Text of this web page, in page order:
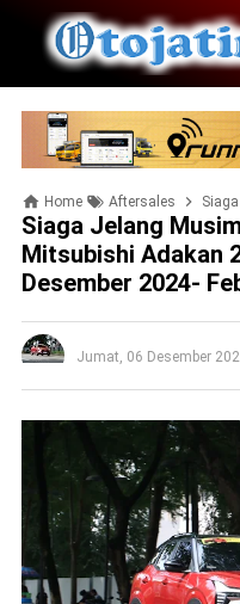
Home Aftersales Siaga Jelang
Siaga Jelang
Mitsubishi Adakan
Desember 2024-
Jumat, 06 Desember